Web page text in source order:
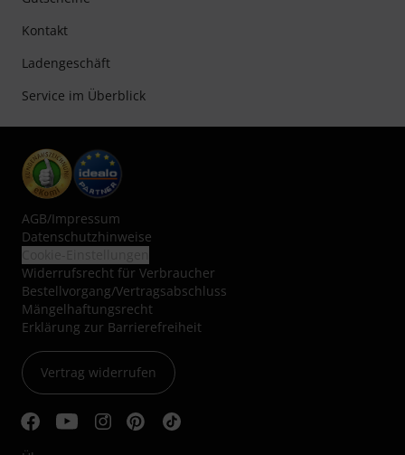
Kontakt
Ladengeschäft
Service im Überblick
AGB/Impressum
Datenschutzhinweise
Widerrufsrecht für Verbraucher
Bestellvorgang/Vertragsabschluss
Mängelhaftungsrecht
Erklärung zur Barrierefreiheit
Vertrag widerrufen